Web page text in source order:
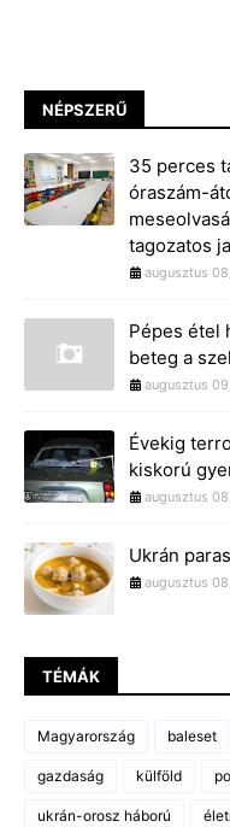
NÉPSZERŰ
35 perces
óraszám-
tagozatos
augusztus
Pépes étel
beteg a
augusztus
Évekig
kiskorú
augusztus
Ukrán
augusztus
TÉMÁK
Magyarország baleset
gazdaság külföld
ukrán-orosz háború